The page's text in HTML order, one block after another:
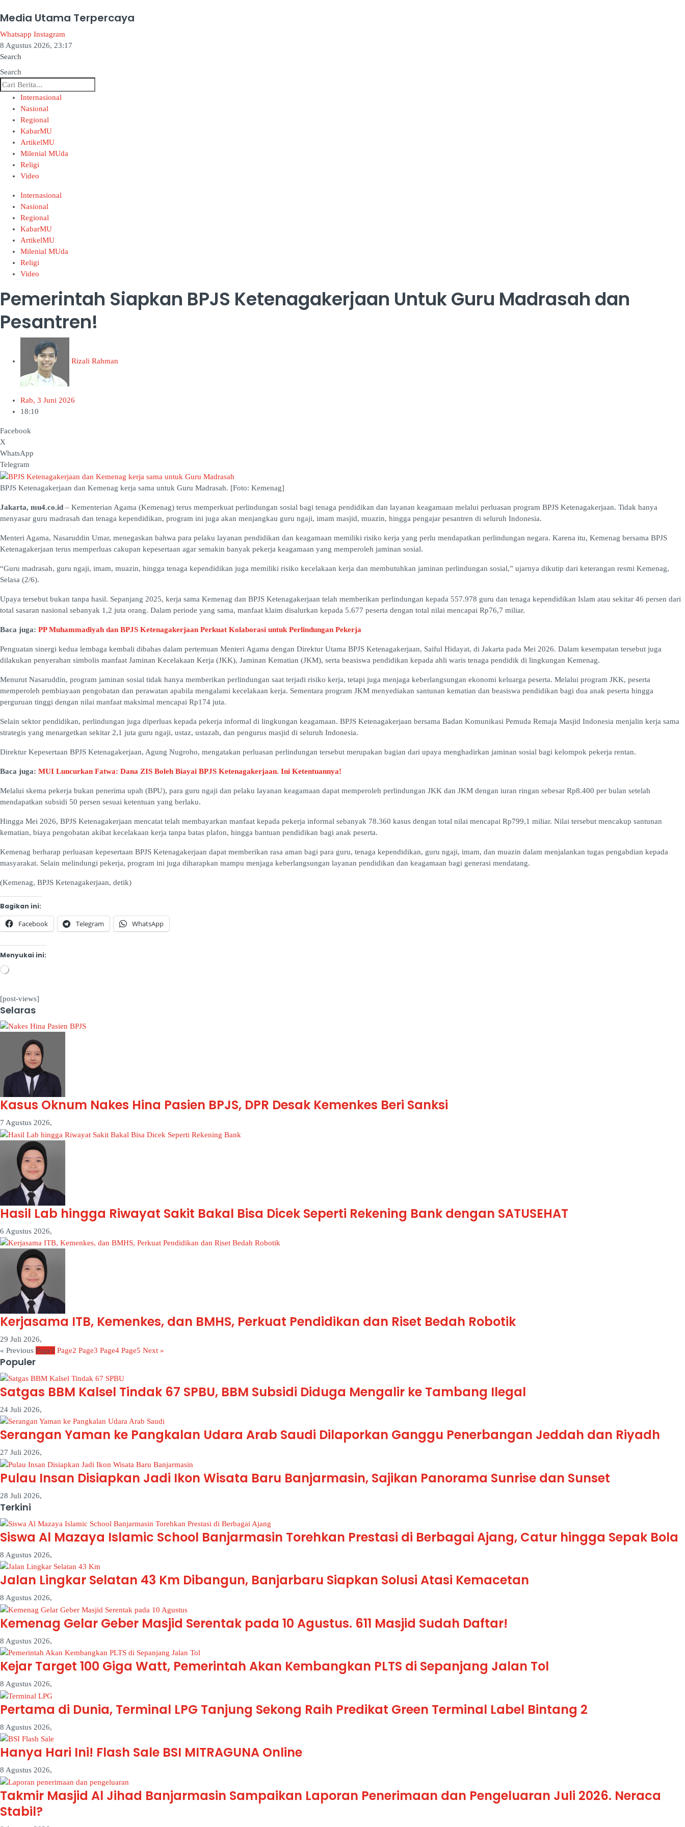
Media Utama Terpercaya
Whatsapp Instagram
8 Agustus 2026, 23:17
Search
Search
Internasional
Nasional
Regional
KabarMU
ArtikelMU
Milenial MUda
Religi
Video
Internasional
Nasional
Regional
KabarMU
ArtikelMU
Milenial MUda
Religi
Video
Pemerintah Siapkan BPJS Ketenagakerjaan Untuk Guru Madrasah dan
Pesantren!
Rizali Rahman
Rab, 3 Juni 2026
18:10
Facebook
X
WhatsApp
Telegram
BPJS Ketenagakerjaan dan Kemenag kerja sama untuk Guru Madrasah. [Foto: Kemenag]
Jakarta, mu4.co.id – Kementerian Agama (Kemenag) terus memperkuat perlindungan sosial bagi tenaga pendidikan dan layanan keagamaan melalui perluasan program BPJS Ketenagakerjaan. Tidak hanya
menyasar guru madrasah dan tenaga kependidikan, program ini juga akan menjangkau guru ngaji, imam masjid, muazin, hingga pengajar pesantren di seluruh Indonesia.
Menteri Agama, Nasaruddin Umar, menegaskan bahwa para pelaku layanan pendidikan dan keagamaan memiliki risiko kerja yang perlu mendapatkan perlindungan negara. Karena itu, Kemenag bersama BPJS
Ketenagakerjaan terus memperluas cakupan kepesertaan agar semakin banyak pekerja keagamaan yang memperoleh jaminan sosial.
“Guru madrasah, guru ngaji, imam, muazin, hingga tenaga kependidikan juga memiliki risiko kecelakaan kerja dan membutuhkan jaminan perlindungan sosial,” ujarnya dikutip dari keterangan resmi Kemenag,
Selasa (2/6).
Upaya tersebut bukan tanpa hasil. Sepanjang 2025, kerja sama Kemenag dan BPJS Ketenagakerjaan telah memberikan perlindungan kepada 557.978 guru dan tenaga kependidikan Islam atau sekitar 46 persen dari
total sasaran nasional sebanyak 1,2 juta orang. Dalam periode yang sama, manfaat klaim disalurkan kepada 5.677 peserta dengan total nilai mencapai Rp76,7 miliar.
Baca juga: PP Muhammadiyah dan BPJS Ketenagakerjaan Perkuat Kolaborasi untuk Perlindungan Pekerja
Penguatan sinergi kedua lembaga kembali dibahas dalam pertemuan Menteri Agama dengan Direktur Utama BPJS Ketenagakerjaan, Saiful Hidayat, di Jakarta pada Mei 2026. Dalam kesempatan tersebut juga
dilakukan penyerahan simbolis manfaat Jaminan Kecelakaan Kerja (JKK), Jaminan Kematian (JKM), serta beasiswa pendidikan kepada ahli waris tenaga pendidik di lingkungan Kemenag.
Menurut Nasaruddin, program jaminan sosial tidak hanya memberikan perlindungan saat terjadi risiko kerja, tetapi juga menjaga keberlangsungan ekonomi keluarga peserta. Melalui program JKK, peserta
memperoleh pembiayaan pengobatan dan perawatan apabila mengalami kecelakaan kerja. Sementara program JKM menyediakan santunan kematian dan beasiswa pendidikan bagi dua anak peserta hingga
perguruan tinggi dengan nilai manfaat maksimal mencapai Rp174 juta.
Selain sektor pendidikan, perlindungan juga diperluas kepada pekerja informal di lingkungan keagamaan. BPJS Ketenagakerjaan bersama Badan Komunikasi Pemuda Remaja Masjid Indonesia menjalin kerja sama
strategis yang menargetkan sekitar 2,1 juta guru ngaji, ustaz, ustazah, dan pengurus masjid di seluruh Indonesia.
Direktur Kepesertaan BPJS Ketenagakerjaan, Agung Nugroho, mengatakan perluasan perlindungan tersebut merupakan bagian dari upaya menghadirkan jaminan sosial bagi kelompok pekerja rentan.
Baca juga: MUI Luncurkan Fatwa: Dana ZIS Boleh Biayai BPJS Ketenagakerjaan. Ini Ketentuannya!
Melalui skema pekerja bukan penerima upah (BPU), para guru ngaji dan pelaku layanan keagamaan dapat memperoleh perlindungan JKK dan JKM dengan iuran ringan sebesar Rp8.400 per bulan setelah
mendapatkan subsidi 50 persen sesuai ketentuan yang berlaku.
Hingga Mei 2026, BPJS Ketenagakerjaan mencatat telah membayarkan manfaat kepada pekerja informal sebanyak 78.360 kasus dengan total nilai mencapai Rp799,1 miliar. Nilai tersebut mencakup santunan
kematian, biaya pengobatan akibat kecelakaan kerja tanpa batas plafon, hingga bantuan pendidikan bagi anak peserta.
Kemenag berharap perluasan kepesertaan BPJS Ketenagakerjaan dapat memberikan rasa aman bagi para guru, tenaga kependidikan, guru ngaji, imam, dan muazin dalam menjalankan tugas pengabdian kepada
masyarakat. Selain melindungi pekerja, program ini juga diharapkan mampu menjaga keberlangsungan layanan pendidikan dan keagamaan bagi generasi mendatang.
(Kemenag, BPJS Ketenagakerjaan, detik)
Bagikan ini:
Facebook Telegram WhatsApp
Menyukai ini:
Memuat...
[post-views]
Selaras
Kasus Oknum Nakes Hina Pasien BPJS, DPR Desak Kemenkes Beri Sanksi
7 Agustus 2026,
Hasil Lab hingga Riwayat Sakit Bakal Bisa Dicek Seperti Rekening Bank dengan SATUSEHAT
6 Agustus 2026,
Kerjasama ITB, Kemenkes, dan BMHS, Perkuat Pendidikan dan Riset Bedah Robotik
29 Juli 2026,
« Previous Page1 Page2 Page3 Page4 Page5 Next »
Populer
Satgas BBM Kalsel Tindak 67 SPBU, BBM Subsidi Diduga Mengalir ke Tambang Ilegal
24 Juli 2026,
Serangan Yaman ke Pangkalan Udara Arab Saudi Dilaporkan Ganggu Penerbangan Jeddah dan Riyadh
27 Juli 2026,
Pulau Insan Disiapkan Jadi Ikon Wisata Baru Banjarmasin, Sajikan Panorama Sunrise dan Sunset
28 Juli 2026,
Terkini
Siswa Al Mazaya Islamic School Banjarmasin Torehkan Prestasi di Berbagai Ajang, Catur hingga Sepak Bola
8 Agustus 2026,
Jalan Lingkar Selatan 43 Km Dibangun, Banjarbaru Siapkan Solusi Atasi Kemacetan
8 Agustus 2026,
Kemenag Gelar Geber Masjid Serentak pada 10 Agustus. 611 Masjid Sudah Daftar!
8 Agustus 2026,
Kejar Target 100 Giga Watt, Pemerintah Akan Kembangkan PLTS di Sepanjang Jalan Tol
8 Agustus 2026,
Pertama di Dunia, Terminal LPG Tanjung Sekong Raih Predikat Green Terminal Label Bintang 2
8 Agustus 2026,
Hanya Hari Ini! Flash Sale BSI MITRAGUNA Online
8 Agustus 2026,
Takmir Masjid Al Jihad Banjarmasin Sampaikan Laporan Penerimaan dan Pengeluaran Juli 2026. Neraca
Stabil?